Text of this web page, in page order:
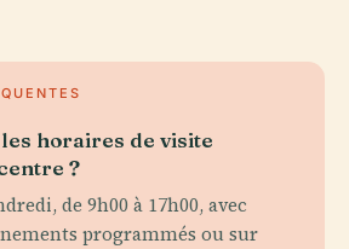
horaires de visite
?
de 9h00 à 17h00, avec
programmés ou sur